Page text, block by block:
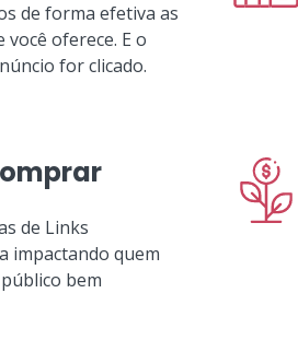
de forma efetiva as
oferece. E o
for clicado.
de Links
impactando quem
bem